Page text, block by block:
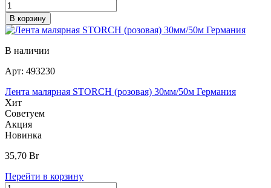
В корзину
В наличии
Арт: 493230
Лента малярная STORCH (розовая) 30мм/50м Германия
Хит
Советуем
Акция
Новинка
35,70 Br
Перейти в корзину